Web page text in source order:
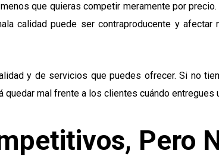
que quieras competir meramente por
calidad puede ser contraproducente y
y de servicios que puedes ofrecer. Si no
quedar mal frente a los clientes cuándo entregues
Pero